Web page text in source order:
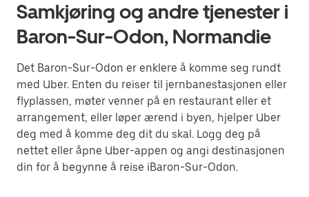
Samkjøring og andre tjenester i
Baron-Sur-Odon, Normandie
Det Baron-Sur-Odon er enklere å komme seg rundt
med Uber. Enten du reiser til jernbanestasjonen eller
flyplassen, møter venner på en restaurant eller et
arrangement, eller løper ærend i byen, hjelper Uber
deg med å komme deg dit du skal. Logg deg på
nettet eller åpne Uber-appen og angi destinasjonen
din for å begynne å reise iBaron-Sur-Odon.